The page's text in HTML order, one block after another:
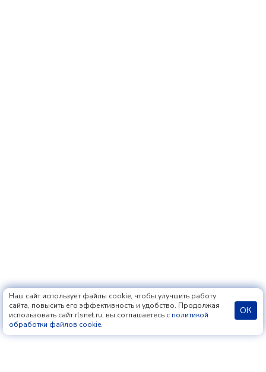
Наш сайт использует файлы cookie, чтобы улучшить работу
сайта, повысить его эффективность и удобство. Продолжая
использовать сайт rlsnet.ru, вы соглашаетесь с политикой
обработки файлов cookie.
ОК